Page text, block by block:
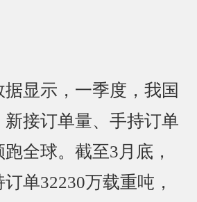
显示，一季度，我国
新接订单量、手持订单
全球。截至3月底，
单32230万载重吨，